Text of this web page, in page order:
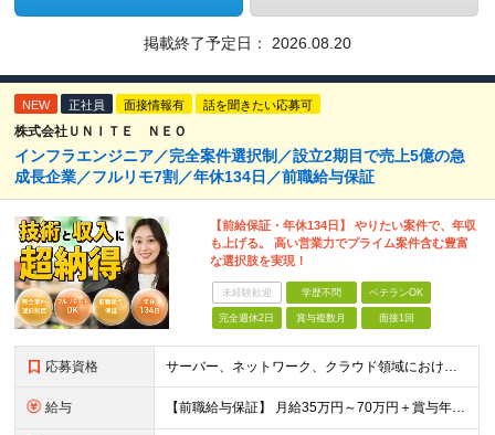
掲載終了予定日： 2026.08.20
NEW 正社員 面接情報有 話を聞きたい応募可
株式会社ＵＮＩＴＥ ＮＥＯ
インフラエンジニア／完全案件選択制／設立2期目で売上5億の急
成長企業／フルリモ7割／年休134日／前職給与保証
【前給保証・年休134日】 やりたい案件で、年収
も上げる。 高い営業力でプライム案件含む豊富
な選択肢を実現！
未経験歓迎 学歴不問 ベテランOK
完全週休2日 賞与複数月 面接1回
応募資格 サーバー、ネットワーク、クラウド領域におけるインフラエンジニアとしての何らかの実務経験（年数不問） ※設計、構築、運用保守、監視等 少しでも実務経験があれば、まずは気軽にエントリーしてみてください！
給与 【前職給与保証】 月給35万円～70万円＋賞与年2回＋各種手当 ※前職の給与・スキル・経験を考慮の上、決定いたします。 ※月給には固定残業代（月30時間分／5万円～10万円）を含みます。超過分は別途